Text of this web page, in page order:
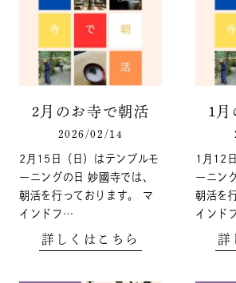
2月のお寺で朝活
2026/02/14
2月15日（日）はテンプルモ
ーニングの日 妙國寺では、
朝活を行っております。 マ
インドフ…
詳しくはこちら
1月
1月12
ーニン
朝活を
インド
詳